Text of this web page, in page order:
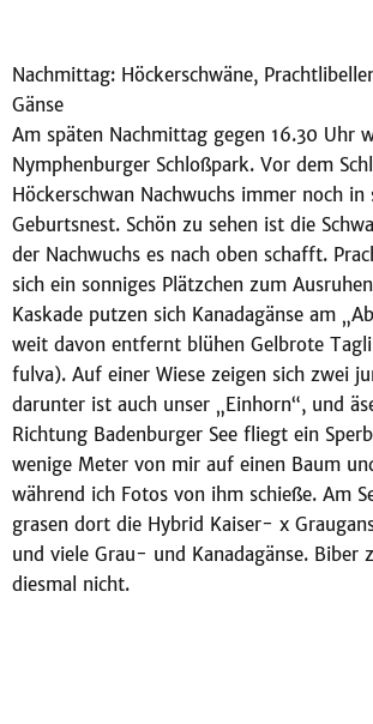
Nachmittag: Höckerschwäne,
Gänse
Am späten Nachmittag gegen 16.30 Uhr
Nymphenburger Schloßpark. Vor dem
Höckerschwan Nachwuchs immer noch in
Geburtsnest. Schön zu sehen ist die
der Nachwuchs es nach oben schafft.
sich ein sonniges Plätzchen zum
Kaskade putzen sich Kanadagänse am
weit davon entfernt blühen Gelbrote
fulva). Auf einer Wiese zeigen sich zwei
darunter ist auch unser „Einhorn“, und
Richtung Badenburger See fliegt ein
wenige Meter von mir auf einen Baum
während ich Fotos von ihm schieße. Am
grasen dort die Hybrid Kaiser- x
und viele Grau- und Kanadagänse. Biber
diesmal nicht.